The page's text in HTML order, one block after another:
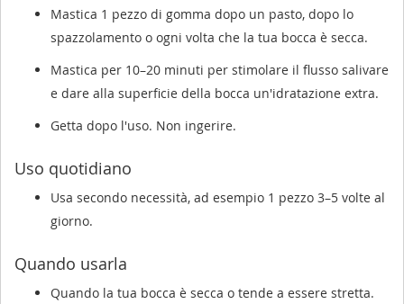
Mastica 1 pezzo di gomma dopo un pasto, dopo lo
spazzolamento o ogni volta che la tua bocca è secca.
Mastica per 10–20 minuti per stimolare il flusso salivare
e dare alla superficie della bocca un'idratazione extra.
Getta dopo l'uso. Non ingerire.
Uso quotidiano
Usa secondo necessità, ad esempio 1 pezzo 3–5 volte al
giorno.
Quando usarla
Quando la tua bocca è secca o tende a essere stretta.